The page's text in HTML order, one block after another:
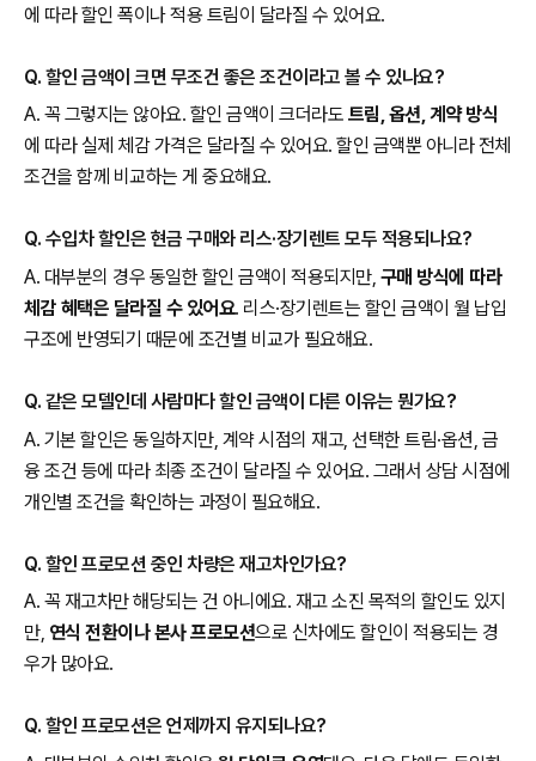
에 따라 할인 폭이나 적용 트림이 달라질 수 있어요.
Q. 할인 금액이 크면 무조건 좋은 조건이라고 볼 수 있나요?
A. 꼭 그렇지는 않아요. 할인 금액이 크더라도 트림, 옵션, 계약 방식
에 따라 실제 체감 가격은 달라질 수 있어요. 할인 금액뿐 아니라 전체
조건을 함께 비교하는 게 중요해요.
Q. 수입차 할인은 현금 구매와 리스·장기렌트 모두 적용되나요?
A. 대부분의 경우 동일한 할인 금액이 적용되지만, 구매 방식에 따라
체감 혜택은 달라질 수 있어요. 리스·장기렌트는 할인 금액이 월 납입
구조에 반영되기 때문에 조건별 비교가 필요해요.
Q. 같은 모델인데 사람마다 할인 금액이 다른 이유는 뭔가요?
A. 기본 할인은 동일하지만, 계약 시점의 재고, 선택한 트림·옵션, 금
융 조건 등에 따라 최종 조건이 달라질 수 있어요. 그래서 상담 시점에
개인별 조건을 확인하는 과정이 필요해요.
Q. 할인 프로모션 중인 차량은 재고차인가요?
A. 꼭 재고차만 해당되는 건 아니에요. 재고 소진 목적의 할인도 있지
만, 연식 전환이나 본사 프로모션으로 신차에도 할인이 적용되는 경
우가 많아요.
Q. 할인 프로모션은 언제까지 유지되나요?